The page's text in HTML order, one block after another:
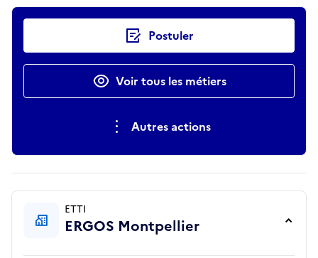
Actions rapides Postuler
Voir tous les métiers
Autres actions
ETTI
ERGOS Montpellier